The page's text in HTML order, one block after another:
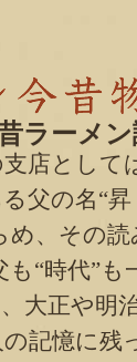
ラーメ
店として
父の名“
め、その
“時代”
大正や明
記憶に残